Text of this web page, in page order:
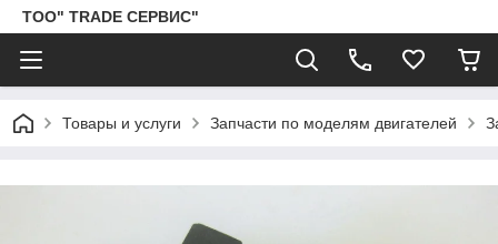
ТОО" TRADE СЕРВИС"
Товары и услуги Запчасти по моделям двигателей